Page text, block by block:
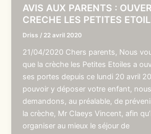
AVIS AUX PARENTS :
CRECHE LES PETITES
Driss / 22 avril 2020
21/04/2020 Chers parents, Nous
que la crèche les Petites Etoiles a
ses portes depuis ce lundi 20 avril
pouvoir y déposer votre enfant,
demandons, au préalable, de
la crèche, Mr Claeys Vincent, afin
organiser au mieux le séjour de